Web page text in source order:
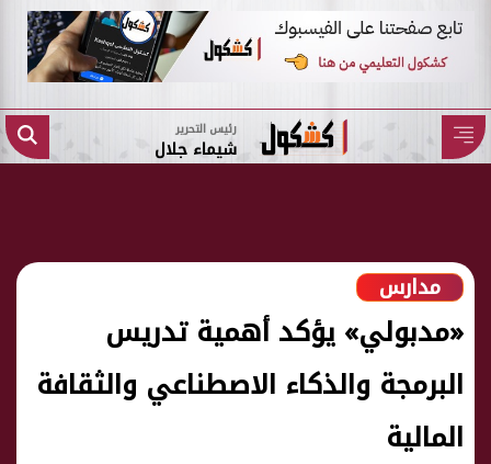
رئيس التحرير
شيماء جلال
مدارس
«مدبولي» يؤكد أهمية تدريس
البرمجة والذكاء الاصطناعي والثقافة
المالية